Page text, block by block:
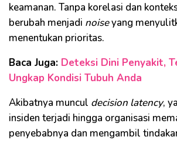
keamanan. Tanpa korelasi dan
berubah menjadi noiseyang
menentukan prioritas.
Baca Juga: Deteksi Dini Penyakit,
Ungkap Kondisi Tubuh Anda
Akibatnya muncul decision latency,
insiden terjadi hingga organisasi
penyebabnya dan mengambil